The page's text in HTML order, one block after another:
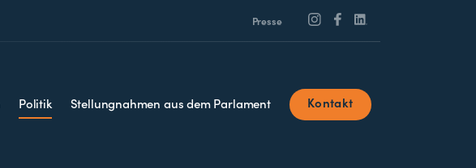
Presse
Politik Stellungnahmen aus dem Parlament Kontakt